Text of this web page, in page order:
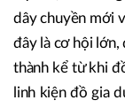
dây chuyền mới
đây là cơ hội lớn,
thành kể từ khi
linh kiện đồ gia